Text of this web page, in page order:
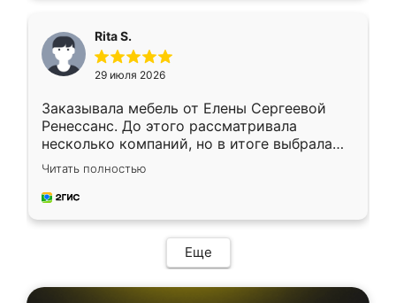
Rita S.
29 июля 2026
Заказывала мебель от Елены Сергеевой
Ренессанс. До этого рассматривала
несколько компаний, но в итоге выбрала
эту. Сначала обговорили условия, потом
приехал замерщик, всё спокойно объяснил
и снял размеры. Изготовили в срок, с
мебель сразу встала на свое место без
каких-либо доработок. Качеством осталась
довольна, все выглядит так, как и ожидала.
Читать полностью
Еще